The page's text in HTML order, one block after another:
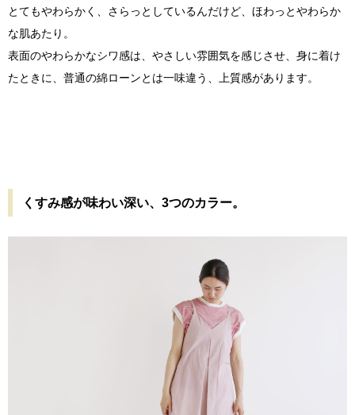
とてもやわらかく、さらっとしているんだけど、ほわっとやわらか
な肌あたり。
表面のやわらかなシワ感は、やさしい雰囲気を感じさせ、身に着け
たときに、普通の綿ローンとは一味違う、上質感があります。
くすみ感が味わい深い、3つのカラー。